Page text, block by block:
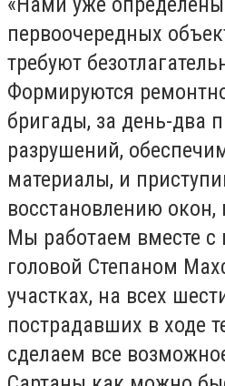
первоочередных
требуют
Формируются
бригады, за день-два
разрушений,
материалы, и
восстановлению
Мы работаем вместе с
головой Степаном
участках, на всех
пострадавших в ходе
сделаем все